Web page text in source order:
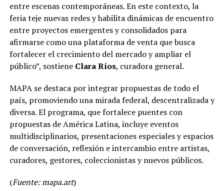
entre escenas contemporáneas. En este contexto, la
feria teje nuevas redes y habilita dinámicas de encuentro
entre proyectos emergentes y consolidados para
afirmarse como una plataforma de venta que busca
fortalecer el crecimiento del mercado y ampliar el
público”, sostiene Clara Ríos, curadora general.
MAPA se destaca por integrar propuestas de todo el
país, promoviendo una mirada federal, descentralizada y
diversa. El programa, que fortalece puentes con
propuestas de América Latina, incluye eventos
multidisciplinarios, presentaciones especiales y espacios
de conversación, reflexión e intercambio entre artistas,
curadores, gestores, coleccionistas y nuevos públicos.
(Fuente: mapa.art)